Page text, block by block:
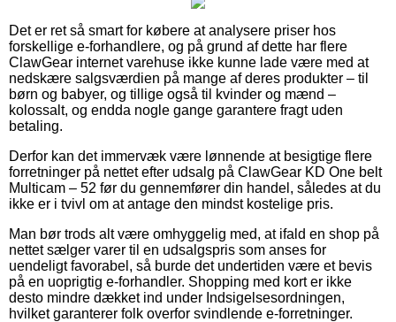
Det er ret så smart for købere at analysere priser hos
forskellige e-forhandlere, og på grund af dette har flere
ClawGear internet varehuse ikke kunne lade være med at
nedskære salgsværdien på mange af deres produkter – til
børn og babyer, og tillige også til kvinder og mænd –
kolossalt, og endda nogle gange garantere fragt uden
betaling.
Derfor kan det immervæk være lønnende at besigtige flere
forretninger på nettet efter udsalg på ClawGear KD One belt
Multicam – 52 før du gennemfører din handel, således at du
ikke er i tvivl om at antage den mindst kostelige pris.
Man bør trods alt være omhyggelig med, at ifald en shop på
nettet sælger varer til en udsalgspris som anses for
uendeligt favorabel, så burde det undertiden være et bevis
på en uoprigtig e-forhandler. Shopping med kort er ikke
desto mindre dækket ind under Indsigelsesordningen,
hvilket garanterer folk overfor svindlende e-forretninger.